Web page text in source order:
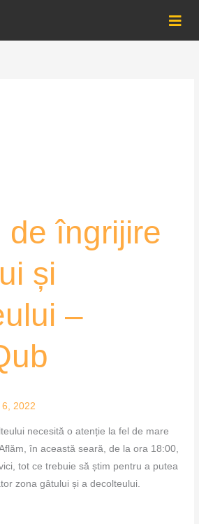
de îngrijire
și
–
2022
necesită o atenție la fel de mare
în această seară, de la ora 18:00,
tot ce trebuie să știm pentru a putea
zona gâtului și a decolteului.